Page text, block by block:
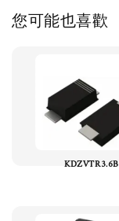
您可能也喜歡
KDZVTR3.6B